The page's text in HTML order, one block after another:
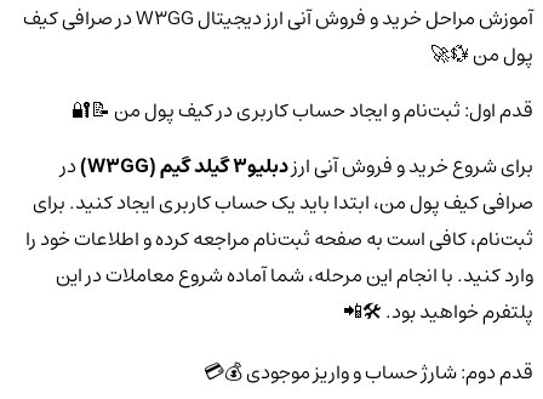
آموزش مراحل خرید و فروش آنی ارز دیجیتال W3GG در صرافی کیف
پول من 💱🚀
قدم اول: ثبت‌نام و ایجاد حساب کاربری در کیف پول من 📝🔐
برای شروع خرید و فروش آنی ارزدبلیو3 گیلد گیم (W3GG)
در
صرافی کیف پول من، ابتدا باید یک حساب کاربری ایجاد کنید. برای
ثبت‌نام، کافی است به صفحه ثبت‌نام مراجعه کرده و اطلاعات خود را
وارد کنید. با انجام این مرحله، شما آماده شروع معاملات در این
پلتفرم خواهید بود. 🛠️📲
قدم دوم: شارژ حساب و واریز موجودی 💰💳